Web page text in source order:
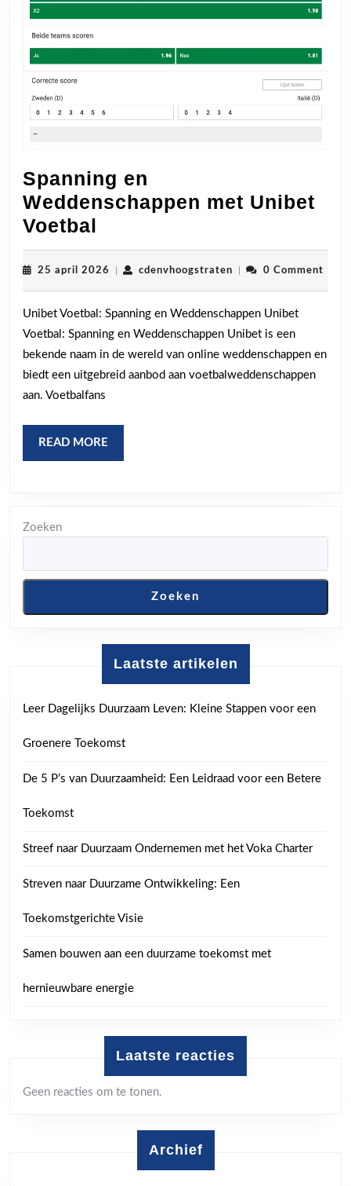
Spanning en
Weddenschappen met Unibet
Voetbal
en
Weddenschappen
met
Unibet
Voetbal
25 april 2026 25
cdenvhoogstratencdenvhoogstraten
0 Comment
Unibet Voetbal: Spanning en Weddenschappen Unibet
Voetbal: Spanning en Weddenschappen Unibet is een
bekende naam in de wereld van online weddenschappen en
biedt een uitgebreid aanbod aan voetbalweddenschappen
aan. Voetbalfans
READ MORE
MORE
Zoeken
Zoeken
Laatste artikelen
Leer Dagelijks Duurzaam Leven: Kleine Stappen voor een
Groenere Toekomst
De 5 P’s van Duurzaamheid: Een Leidraad voor een Betere
Toekomst
Streef naar Duurzaam Ondernemen met het Voka Charter
Streven naar Duurzame Ontwikkeling: Een
Toekomstgerichte Visie
Samen bouwen aan een duurzame toekomst met
hernieuwbare energie
Laatste reacties
Geen reacties om te tonen.
Archief